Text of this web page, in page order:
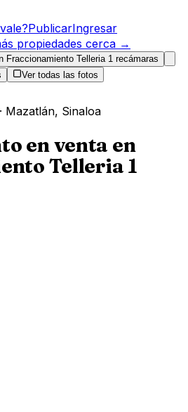
PublicarIngresar
propiedades cerca →
Ver todas las fotos
· Mazatlán, Sinaloa
en venta en
Telleria 1